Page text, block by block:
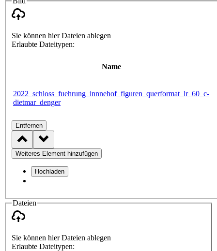
Sie können hier Dateien ablegen
Erlaubte Dateitypen:
Name
2022_schloss_fuehrung_innnehof_figuren_querformat_lr_60_c-
dietmar_denger
Entfernen
Weiteres Element hinzufügen
Hochladen
Dateien
Sie können hier Dateien ablegen
Erlaubte Dateitypen: